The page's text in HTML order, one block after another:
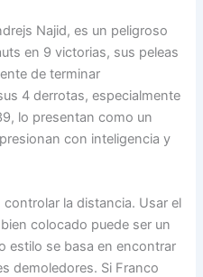
Najid, es un peligroso
en 9 victorias, sus peleas
de terminar
4 derrotas, especialmente
lo presentan como un
con inteligencia y
controlar la distancia. Usar el
colocado puede ser un
estilo se basa en encontrar
demoledores. Si Franco